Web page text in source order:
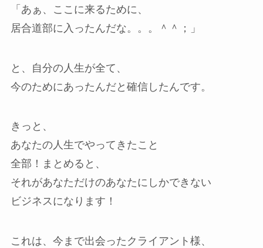
「あぁ、ここに来るために、
居合道部に入ったんだな。。。＾＾；」
と、自分の人生が全て、
今のためにあったんだと確信したんです。
きっと、
あなたの人生でやってきたこと
全部！まとめると、
それがあなただけのあなたにしかできない
ビジネスになります！
これは、今まで出会ったクライアント様、